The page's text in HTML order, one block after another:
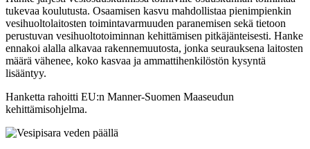
tukevaa koulutusta. Osaamisen kasvu mahdollistaa pienimpienkin
vesihuoltolaitosten toimintavarmuuden paranemisen sekä tietoon
perustuvan vesihuoltotoiminnan kehittämisen pitkäjänteisesti. Hanke
ennakoi alalla alkavaa rakennemuutosta, jonka seurauksena laitosten
määrä vähenee, koko kasvaa ja ammattihenkilöstön kysyntä
lisääntyy.
Hanketta rahoitti EU:n Manner-Suomen Maaseudun
kehittämisohjelma.